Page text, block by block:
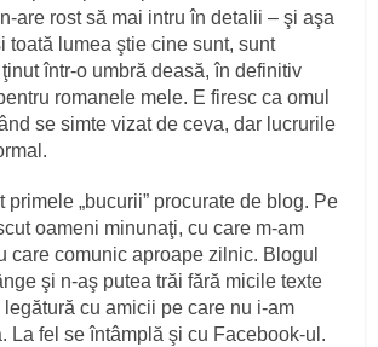
are rost să mai intru în detalii – şi aşa
toată lumea ştie cine sunt, sunt
într-o umbră deasă, în definitiv
romanele mele. E firesc ca omul
se simte vizat de ceva, dar lucrurile
primele „bucurii” procurate de blog. Pe
oameni minunaţi, cu care m-am
care comunic aproape zilnic. Blogul
şi n-aş putea trăi fără micile texte
cu amicii pe care nu i-am
La fel se întâmplă şi cu Facebook-ul.